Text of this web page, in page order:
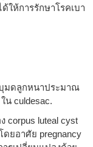
ให้การรักษาโรคเบา
มดลูกหนาประมาณ
น culdesac.
corpus luteal cyst
ยอาศัย pregnancy